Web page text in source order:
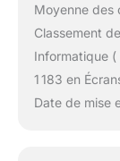
Moyenne des
Classement
Informatique (
1 183 en
Date de mise